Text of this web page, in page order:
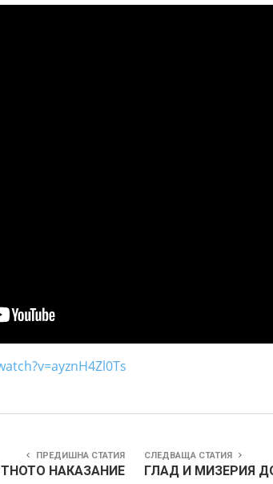
ПРЕДИШНА СТАТИЯ
НАКАЗАНИЕ
СЛЕДВАЩА СТАТИЯ
ГЛАД И МИЗЕРИЯ